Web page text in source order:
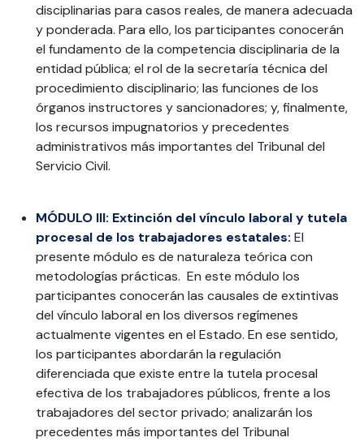
disciplinarias para casos reales, de manera adecuada
y ponderada. Para ello, los participantes conocerán
el fundamento de la competencia disciplinaria de la
entidad pública; el rol de la secretaría técnica del
procedimiento disciplinario; las funciones de los
órganos instructores y sancionadores; y, finalmente,
los recursos impugnatorios y precedentes
administrativos más importantes del Tribunal del
Servicio Civil.
MÓDULO III: Extinción del vínculo laboral y tutela
procesal de los trabajadores estatales: El
presente módulo es de naturaleza teórica con
metodologías prácticas. En este módulo los
participantes conocerán las causales de extintivas
del vínculo laboral en los diversos regímenes
actualmente vigentes en el Estado. En ese sentido,
los participantes abordarán la regulación
diferenciada que existe entre la tutela procesal
efectiva de los trabajadores públicos, frente a los
trabajadores del sector privado; analizarán los
precedentes más importantes del Tribunal